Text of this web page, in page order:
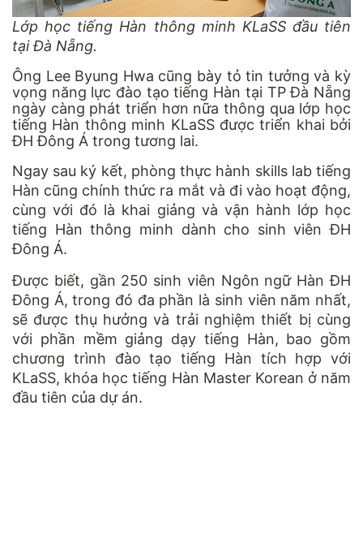
Lớp học tiếng Hàn thông minh KLaSS đầu tiên
tại Đà Nẵng.
Ông Lee Byung Hwa cũng bày tỏ tin tưởng và kỳ
vọng năng lực đào tạo tiếng Hàn tại TP Đà Nẵng
ngày càng phát triển hơn nữa thông qua lớp học
tiếng Hàn thông minh KLaSS được triển khai bởi
ĐH Đông Á trong tương lai.
Ngay sau ký kết, phòng thực hành skills lab tiếng
Hàn cũng chính thức ra mắt và đi vào hoạt động,
cùng với đó là khai giảng và vận hành lớp học
tiếng Hàn thông minh dành cho sinh viên ĐH
Đông Á.
Được biết, gần 250 sinh viên Ngôn ngữ Hàn ĐH
Đông Á, trong đó đa phần là sinh viên năm nhất,
sẽ được thụ hưởng và trải nghiệm thiết bị cùng
với phần mềm giảng dạy tiếng Hàn, bao gồm
chương trình đào tạo tiếng Hàn tích hợp với
KLaSS, khóa học tiếng Hàn Master Korean ở năm
đầu tiên của dự án.